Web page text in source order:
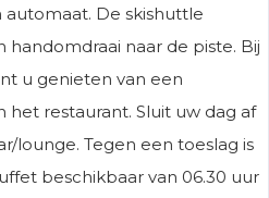
automaat. De skishuttle
handomdraai naar de piste. Bij
u genieten van een
restaurant. Sluit uw dag af
lounge. Tegen een toeslag is
beschikbaar van 06.30 uur